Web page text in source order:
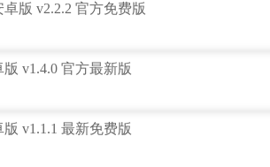
版 v2.2.2 官方免费版
v1.4.0 官方最新版
v1.1.1 最新免费版